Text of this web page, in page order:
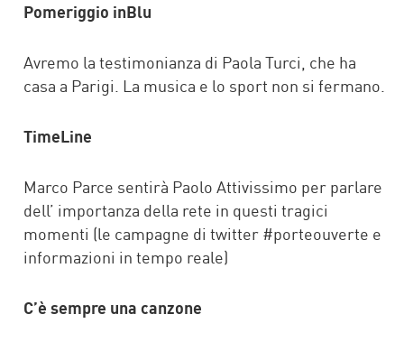
Pomeriggio inBlu
Avremo la testimonianza di Paola Turci, che ha
casa a Parigi. La musica e lo sport non si fermano.
TimeLine
Marco Parce sentirà Paolo Attivissimo per parlare
dell’ importanza della rete in questi tragici
momenti (le campagne di twitter #porteouverte e
informazioni in tempo reale)
C’è sempre una canzone